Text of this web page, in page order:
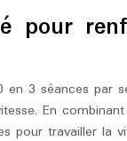
pour
3 séances par
En
pour travailler